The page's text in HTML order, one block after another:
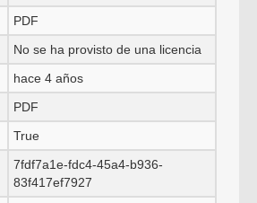
PDF
No se ha provisto de una licencia
hace 4 años
PDF
True
7fdf7a1e-fdc4-45a4-b936-
83f417ef7927